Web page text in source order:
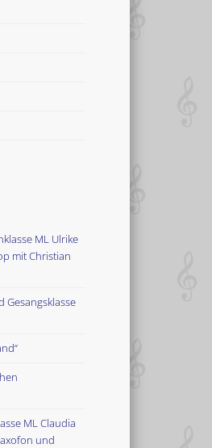
ML Ulrike
mit Christian
ML Claudia
und